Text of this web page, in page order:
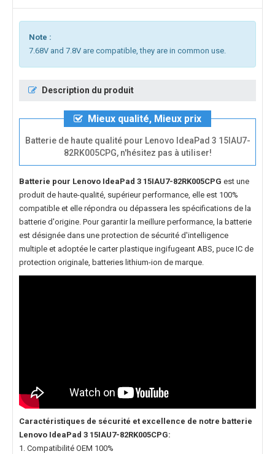
Note :
7.68V and 7.8V are compatible, they are in common use.
Description du produit
Mieux qualité, Mieux prix
Batterie de haute qualité pour Lenovo IdeaPad 3 15IAU7-
82RK005CPG, n'hésitez pas à utiliser!
Batterie pour Lenovo IdeaPad 3 15IAU7-82RK005CPG est une
produit de haute-qualité, supérieur performance, elle est 100%
compatible et elle répondra ou dépassera les spécifications de la
batterie d'origine. Pour garantir la meillure performance, la batterie
est désignée dans une protection de sécurité d'intelligence
multiple et adoptée le carter plastique ingifugeant ABS, puce IC de
protection originale, batteries lithium-ion de marque.
Caractéristiques de sécurité et excellence de notre batterie
Lenovo IdeaPad 3 15IAU7-82RK005CPG:
1. Compatibilité OEM 100%